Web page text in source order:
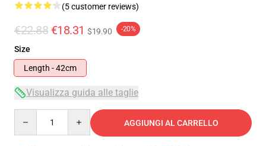
(5 customer reviews)
€22.88 €18.31 $19.90 -20%
Size
Length - 42cm
Visualizza guida alle taglie
AGGIUNGI AL CARRELLO